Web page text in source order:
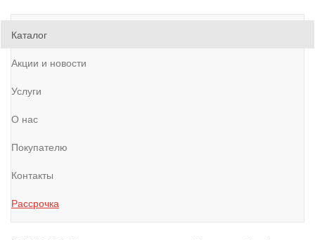
Каталог
Акции и новости
Услуги
О нас
Покупателю
Контакты
Рассрочка